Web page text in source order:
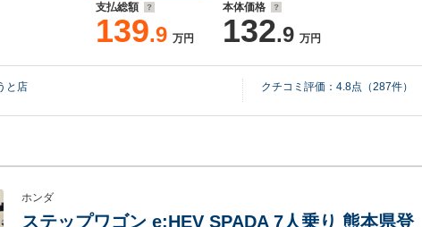
支払総額
139.9 万円
本体価格
132.9 万円
と店 クチコミ評価： 4.8点（287件）
ホンダ
ステップワゴン e:HEV SPADA 7人乗り 熊本県登